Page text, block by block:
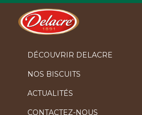
DÉCOUVRIR DELACRE
NOS BISCUITS
ACTUALITÉS
CONTACTEZ-NOUS